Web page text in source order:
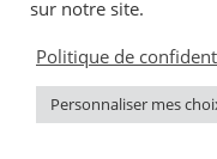
Mention légale
sur notre site.
Politique de
Personnaliser mes